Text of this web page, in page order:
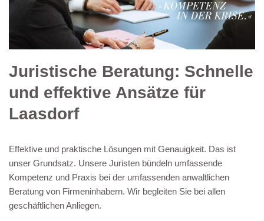
Juristische Beratung: Schnelle
und effektive Ansätze für
Laasdorf
Effektive und praktische Lösungen mit Genauigkeit. Das ist
unser Grundsatz. Unsere Juristen bündeln umfassende
Kompetenz und Praxis bei der umfassenden anwaltlichen
Beratung von Firmeninhabern. Wir begleiten Sie bei allen
geschäftlichen Anliegen.